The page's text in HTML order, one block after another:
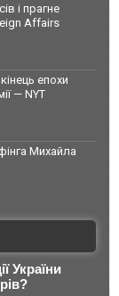
і прагне
Affairs
епохи
— NYT
Михайла
України